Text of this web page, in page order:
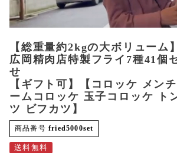
【総重量約2kgの大ボリューム】
広岡精肉店特製フライ7種41個
せ
【ギフト可】【コロッケ メン
ームコロッケ 玉子コロッケ ト
ツ ビフカツ】
商品番号 fried5000set
送料無料